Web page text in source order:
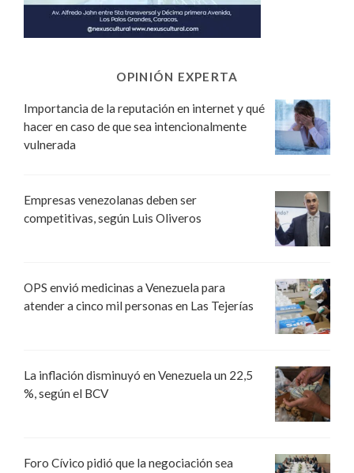
OPINIÓN EXPERTA
Importancia de la reputación en internet y qué
hacer en caso de que sea intencionalmente
vulnerada
Empresas venezolanas deben ser
competitivas, según Luis Oliveros
OPS envió medicinas a Venezuela para
atender a cinco mil personas en Las Tejerías
La inflación disminuyó en Venezuela un 22,5
%, según el BCV
Foro Cívico pidió que la negociación sea